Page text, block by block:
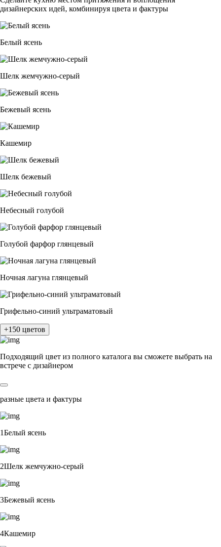
дизайнерских идей, комбинируя цвета и фактуры
Белый ясень
Шелк жемчужно-серый
Бежевый ясень
Кашемир
Шелк бежевый
Небесный голубой
Голубой фарфор глянцевый
Ночная лагуна глянцевый
Грифельно-синий ультраматовый
+150 цветов
Подходящий цвет из полного каталога вы сможете выбрать на
встрече с дизайнером
разные цвета и фактуры
1Белый ясень
2Шелк жемчужно-серый
3Бежевый ясень
4Кашемир